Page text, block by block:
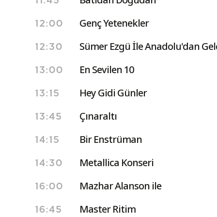
12:00 Genç Yetenekler
12:30 Sümer Ezgü İle Anadolu'dan
13:00 En Sevilen 10
13:15 Hey Gidi Günler
13:45 Çınaraltı
14:15 Bir Enstrüman
14:30 Metallica Konseri
16:00 Mazhar Alanson ile
16:45 Master Ritim